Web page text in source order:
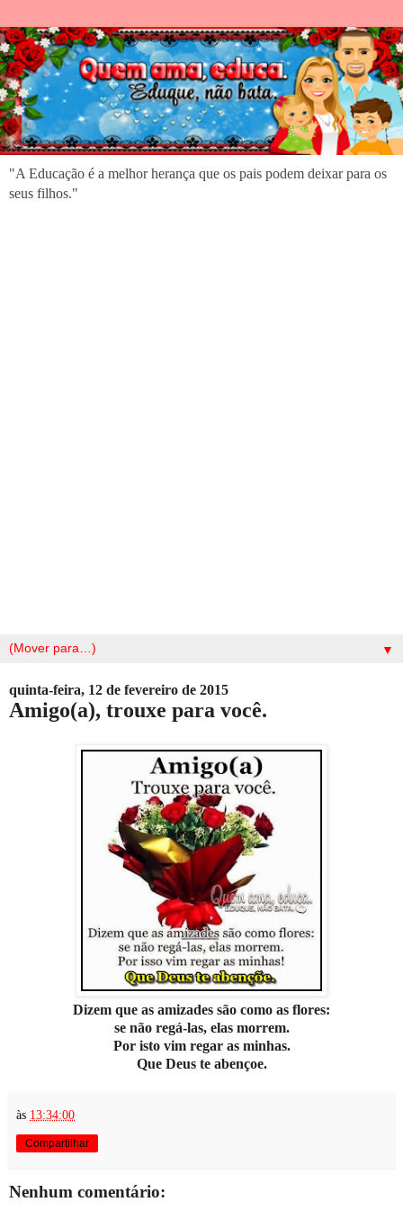
"A Educação é a melhor herança que os pais podem deixar para os
seus filhos."
▼
quinta-feira, 12 de fevereiro de 2015
Amigo(a), trouxe para você.
Dizem que as amizades são como as flores:
se não regá-las, elas morrem.
Por isto vim regar as minhas.
Que Deus te abençoe.
às 13:34:00
Compartilhar
Nenhum comentário: